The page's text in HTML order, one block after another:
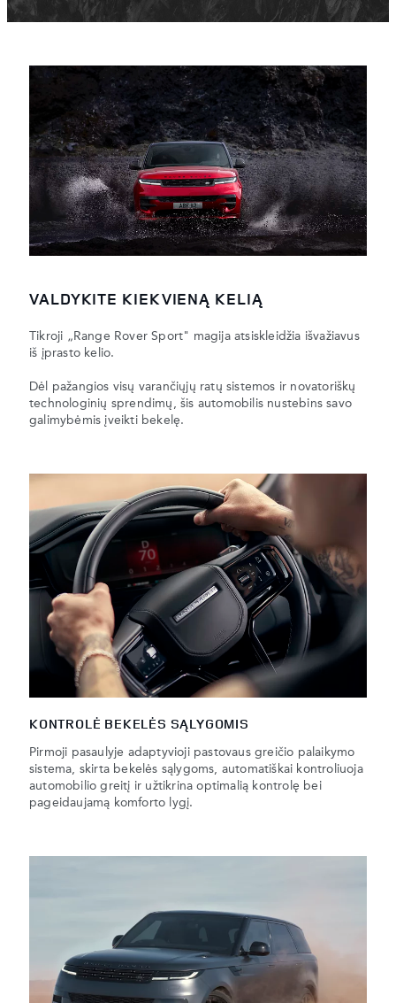
VALDYKITE KIEKVIENĄ KELIĄ
Tikroji „Range Rover Sport" magija atsiskleidžia išvažiavus
iš įprasto kelio.
Dėl pažangios visų varančiųjų ratų sistemos ir novatoriškų
technologinių sprendimų, šis automobilis nustebins savo
galimybėmis įveikti bekelę.
KONTROLĖ BEKELĖS SĄLYGOMIS
Pirmoji pasaulyje adaptyvioji pastovaus greičio palaikymo
sistema, skirta bekelės sąlygoms, automatiškai kontroliuoja
automobilio greitį ir užtikrina optimalią kontrolę bei
pageidaujamą komforto lygį.